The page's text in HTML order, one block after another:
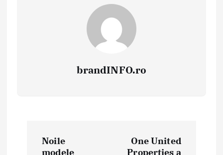
brandINFO.ro
Noile
modele
One United
Properties a